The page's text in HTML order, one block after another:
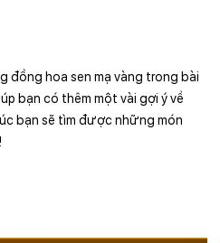
đồng hoa sen mạ vàng trong bài
bạn có thêm một vài gợi ý về
bạn sẽ tìm được những món